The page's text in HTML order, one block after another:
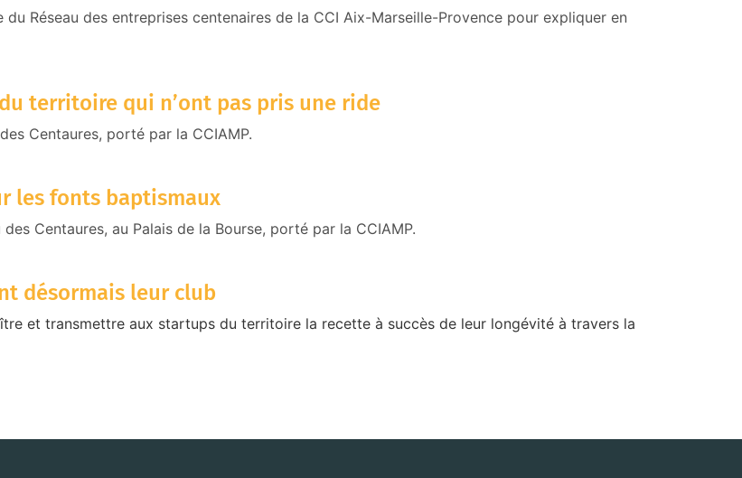
du Réseau des entreprises centenaires de la CCI Aix-Marseille-Provence pour expliquer en
territoire qui n’ont pas pris une ride
Centaures, porté par la CCIAMP.
les fonts baptismaux
Centaures, au Palais de la Bourse, porté par la CCIAMP.
désormais leur club
et transmettre aux startups du territoire la recette à succès de leur longévité à travers la